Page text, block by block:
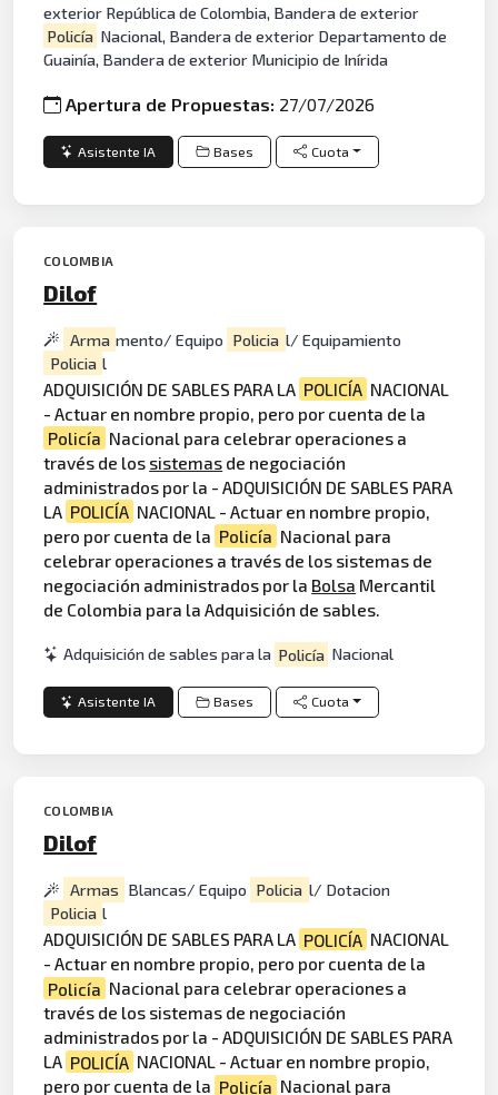
exterior República de Colombia, Bandera de exterior
Policía Nacional, Bandera de exterior Departamento de
Guainía, Bandera de exterior Municipio de Inírida
Apertura de Propuestas: 27/07/2026
Asistente IA Bases Cuota
COLOMBIA
Dilof
Arma mento/ Equipo Policia l/ Equipamiento
Policia l
ADQUISICIÓN DE SABLES PARA LA POLICÍA NACIONAL
- Actuar en nombre propio, pero por cuenta de la
Policía Nacional para celebrar operaciones a
través de los sistemas de negociación
administrados por la - ADQUISICIÓN DE SABLES PARA
LA POLICÍA NACIONAL - Actuar en nombre propio,
pero por cuenta de la Policía Nacional para
celebrar operaciones a través de los sistemas de
negociación administrados por la Bolsa Mercantil
de Colombia para la Adquisición de sables.
Adquisición de sables para la Policía Nacional
Asistente IA Bases Cuota
COLOMBIA
Dilof
Armas Blancas/ Equipo Policia l/ Dotacion
Policia l
ADQUISICIÓN DE SABLES PARA LA POLICÍA NACIONAL
- Actuar en nombre propio, pero por cuenta de la
Policía Nacional para celebrar operaciones a
través de los sistemas de negociación
administrados por la - ADQUISICIÓN DE SABLES PARA
LA POLICÍA NACIONAL - Actuar en nombre propio,
pero por cuenta de la Policía Nacional para